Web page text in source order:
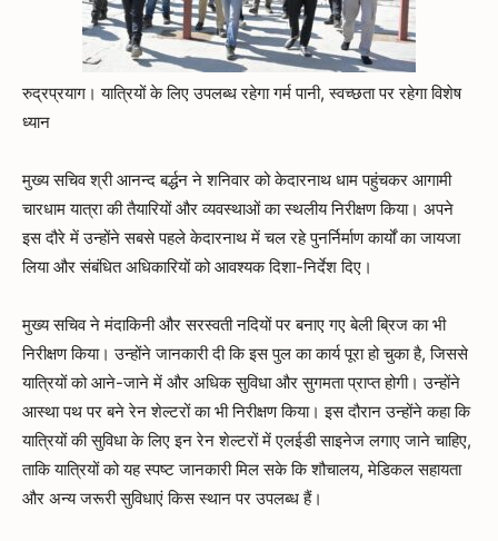
रुद्रप्रयाग। यात्रियों के लिए उपलब्ध रहेगा गर्म पानी, स्वच्छता पर रहेगा विशेष
ध्यान
मुख्य सचिव श्री आनन्द बर्द्धन ने शनिवार को केदारनाथ धाम पहुंचकर आगामी
चारधाम यात्रा की तैयारियों और व्यवस्थाओं का स्थलीय निरीक्षण किया। अपने
इस दौरे में उन्होंने सबसे पहले केदारनाथ में चल रहे पुनर्निर्माण कार्यों का जायजा
लिया और संबंधित अधिकारियों को आवश्यक दिशा-निर्देश दिए।
मुख्य सचिव ने मंदाकिनी और सरस्वती नदियों पर बनाए गए बेली ब्रिज का भी
निरीक्षण किया। उन्होंने जानकारी दी कि इस पुल का कार्य पूरा हो चुका है, जिससे
यात्रियों को आने-जाने में और अधिक सुविधा और सुगमता प्राप्त होगी। उन्होंने
आस्था पथ पर बने रेन शेल्टरों का भी निरीक्षण किया। इस दौरान उन्होंने कहा कि
यात्रियों की सुविधा के लिए इन रेन शेल्टरों में एलईडी साइनेज लगाए जाने चाहिए,
ताकि यात्रियों को यह स्पष्ट जानकारी मिल सके कि शौचालय, मेडिकल सहायता
और अन्य जरूरी सुविधाएं किस स्थान पर उपलब्ध हैं।